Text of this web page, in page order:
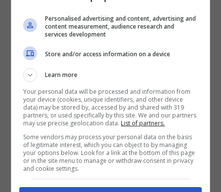
Mazzata sulle colf, aumenti in arrivo: quando e dove-
trading.it
Personalised advertising and content, advertising and
content measurement, audience research and
services development
Store and/or access information on a device
Learn more
Your personal data will be processed and information from
your device (cookies, unique identifiers, and other device
data) may be stored by, accessed by and shared with 319
partners, or used specifically by this site. We and our partners
may use precise geolocation data. List of partners.
Some vendors may process your personal data on the basis
of legitimate interest, which you can object to by managing
your options below. Look for a link at the bottom of this page
or in the site menu to manage or withdraw consent in privacy
and cookie settings.